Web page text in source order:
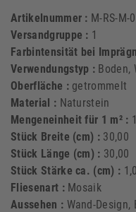
Artikelnummer : M-RS-M-
Versandgruppe : 1
Farbintensität bei
Verwendungstyp : Boden,
Oberfläche : getrommelt
Material : Naturstein
Mengeneinheit für 1 m² :
Stück Breite (cm) : 30,00
Stück Länge (cm) : 30,00
Stück Stärke ca. (cm) :
Fliesenart : Mosaik
Aussehen : Wand-Design,